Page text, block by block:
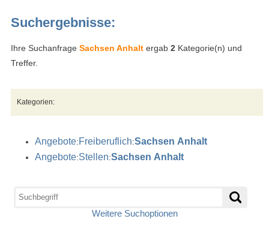
Suchergebnisse:
Ihre Suchanfrage Sachsen Anhalt ergab 2 Kategorie(n) und
Treffer.
Kategorien:
Angebote:Freiberuflich:Sachsen Anhalt
Angebote:Stellen:Sachsen Anhalt
Weitere Suchoptionen